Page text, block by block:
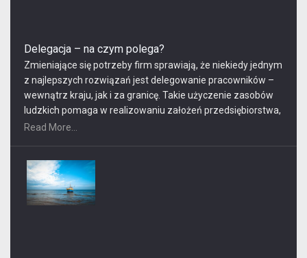
Delegacja – na czym polega?
Zmieniające się potrzeby firm sprawiają, że niekiedy jednym
z najlepszych rozwiązań jest delegowanie pracowników –
wewnątrz kraju, jak i za granicę. Takie użyczenie zasobów
ludzkich pomaga w realizowaniu założeń przedsiębiorstwa,
bez konieczności ponoszenia dodatkowych nakładów
o niej wiedzieć? Sprawdźmy!
Read More...